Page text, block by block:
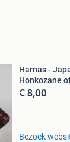
Harnas -
Honkozane
€ 8,00
Bezoek